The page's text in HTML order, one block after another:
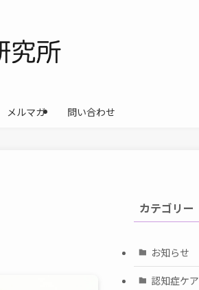
メルマガ 問い合わせ
カテゴリー
お知らせ
認知症ケア